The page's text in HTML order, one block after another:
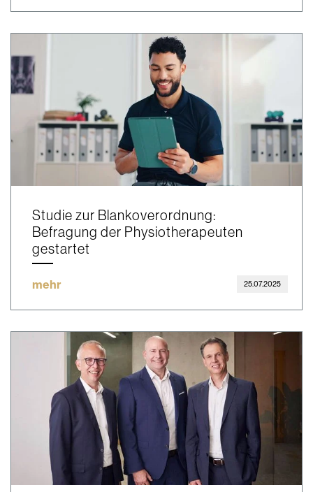
Studie zur Blankoverordnung:
Befragung der Physiotherapeuten
gestartet
mehr 25.07.2025